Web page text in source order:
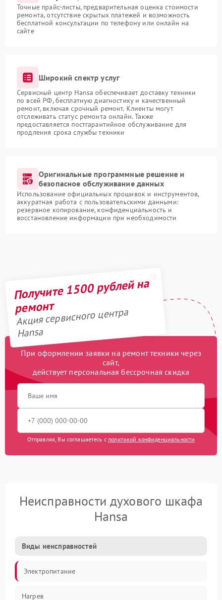
Точные прайс-листы, предварительная оценка стоимости
ремонта, отсутствие скрытых платежей и возможность
бесплатной консультации по телефону или онлайн на
сайте
Широкий спектр услуг
Сервисный центр Hansa обеспечивает доставку техники
по всей РФ, бесплатную диагностику и качественный
ремонт, включая срочный ремонт. Клиенты могут
отслеживать статус ремонта онлайн. Также
предоставляется постгарантийное обслуживание для
продления срока службы техники
Оригинальные программные решение и
безопасное обслуживание данных
Использование официальных прошивок и инструментов,
аккуратная работа с пользовательскими данными:
резервное копирование, конфиденциальность и
восстановление информации при необходимости
Получите 1500 рублей на
ремонт
Акция сервисного центра
Hansa
При оформлении заявки на ремонт техники через
сайт,
действует персональная бессрочная скидка
Отправляя, Вы соглашаетесь с политикой конфиденциальности
Неисправности духового шкафа
Hansa
Виды неисправностей
Электропитание
Нагрев